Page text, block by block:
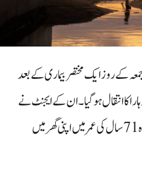
کے روز ایک مختصر بیماری کے بعد
کا انتقال ہو گیا۔ ان کے ایجنٹ نے
اس خبر کی تصدیق کی اور بتایا کہ وہ 71 سال کی عمر میں اپنی گھر میں